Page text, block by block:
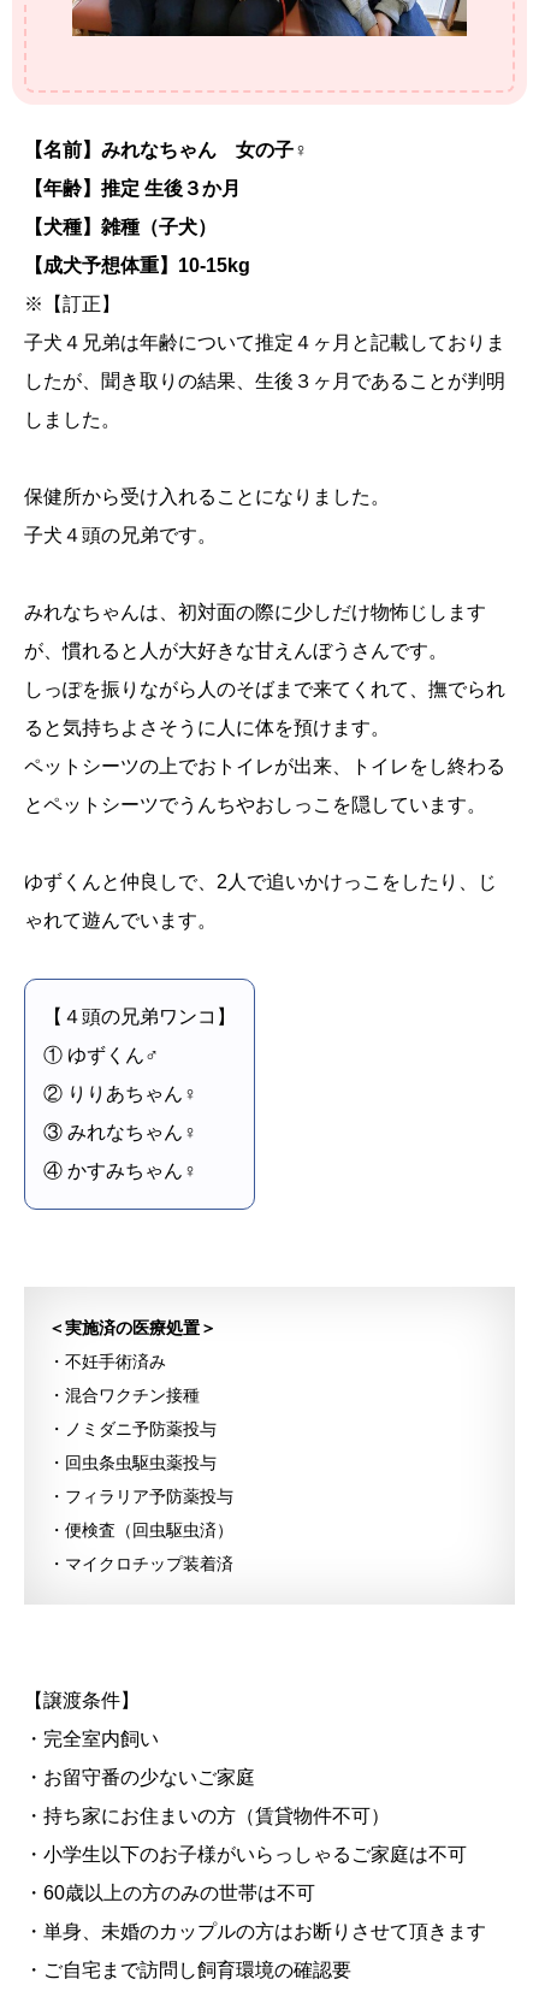
【名前】みれなちゃん 女の子♀
【年齢】推定 生後３か月
【犬種】雑種（子犬）
【成犬予想体重】10-15kg
※【訂正】
子犬４兄弟は年齢について推定４ヶ月と記載しておりま
したが、聞き取りの結果、生後３ヶ月であることが判明
しました。
保健所から受け入れることになりました。
子犬４頭の兄弟です。
みれなちゃんは、初対面の際に少しだけ物怖じします
が、慣れると人が大好きな甘えんぼうさんです。
しっぽを振りながら人のそばまで来てくれて、撫でられ
ると気持ちよさそうに人に体を預けます。
ペットシーツの上でおトイレが出来、トイレをし終わる
とペットシーツでうんちやおしっこを隠しています。
ゆずくんと仲良しで、2人で追いかけっこをしたり、じ
ゃれて遊んでいます。
【４頭の兄弟ワンコ】
① ゆずくん♂
② りりあちゃん♀
③ みれなちゃん♀
④ かすみちゃん♀
＜実施済の医療処置＞
・不妊手術済み
・混合ワクチン接種
・ノミダニ予防薬投与
・回虫条虫駆虫薬投与
・フィラリア予防薬投与
・便検査（回虫駆虫済）
・マイクロチップ装着済
【譲渡条件】
・完全室内飼い
・お留守番の少ないご家庭
・持ち家にお住まいの方（賃貸物件不可）
・小学生以下のお子様がいらっしゃるご家庭は不可
・60歳以上の方のみの世帯は不可
・単身、未婚のカップルの方はお断りさせて頂きます
・ご自宅まで訪問し飼育環境の確認要